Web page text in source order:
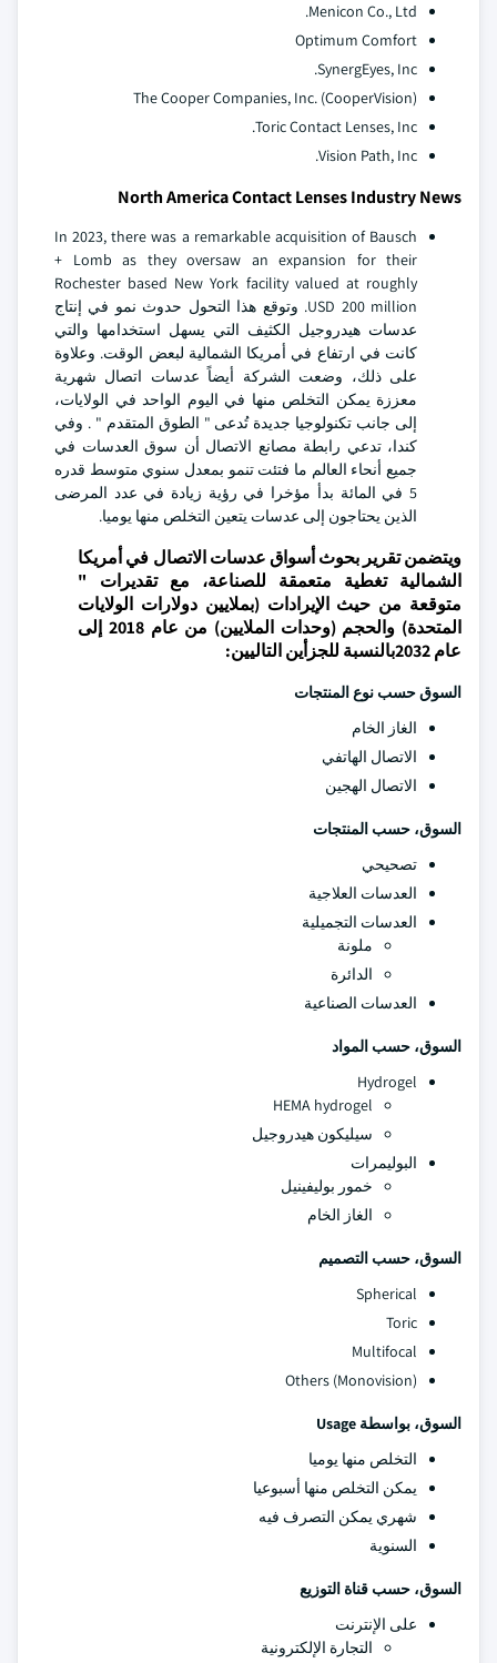
Menicon Co., Ltd.
Optimum Comfort
SynergEyes, Inc.
The Cooper Companies, Inc. (CooperVision)
Toric Contact Lenses, Inc.
Vision Path, Inc.
North America Contact Lenses Industry News
In 2023, there was a remarkable acquisition of Bausch
+ Lomb as they oversaw an expansion for their
Rochester based New York facility valued at roughly
USD 200 million. وتوقع هذا التحول حدوث نمو في إنتاج
عدسات هيدروجيل الكثيف التي يسهل استخدامها والتي
كانت في ارتفاع في أمريكا الشمالية لبعض الوقت. وعلاوة
على ذلك، وضعت الشركة أيضاً عدسات اتصال شهرية
معززة يمكن التخلص منها في اليوم الواحد في الولايات،
إلى جانب تكنولوجيا جديدة تُدعى " الطوق المتقدم " . وفي
كندا، تدعي رابطة مصانع الاتصال أن سوق العدسات في
جميع أنحاء العالم ما فتئت تنمو بمعدل سنوي متوسط قدره
5 في المائة بدأ مؤخرا في رؤية زيادة في عدد المرضى
الذين يحتاجون إلى عدسات يتعين التخلص منها يوميا.
ويتضمن تقرير بحوث أسواق عدسات الاتصال في أمريكا
الشمالية تغطية متعمقة للصناعة، مع تقديرات "
متوقعة من حيث الإيرادات (بملايين دولارات الولايات
المتحدة) والحجم (وحدات الملايين) من عام 2018 إلى
عام 2032بالنسبة للجزأين التاليين:
السوق حسب نوع المنتجات
الغاز الخام
الاتصال الهاتفي
الاتصال الهجين
السوق، حسب المنتجات
تصحيحي
العدسات العلاجية
العدسات التجميلية
ملونة
الدائرة
العدسات الصناعية
السوق، حسب المواد
Hydrogel
HEMA hydrogel
سيليكون هيدروجيل
البوليمرات
خمور بوليفينيل
الغاز الخام
السوق، حسب التصميم
Spherical
Toric
Multifocal
Others (Monovision)
السوق، بواسطة Usage
التخلص منها يوميا
يمكن التخلص منها أسبوعيا
شهري يمكن التصرف فيه
السنوية
السوق، حسب قناة التوزيع
على الإنترنت
التجارة الإلكترونية